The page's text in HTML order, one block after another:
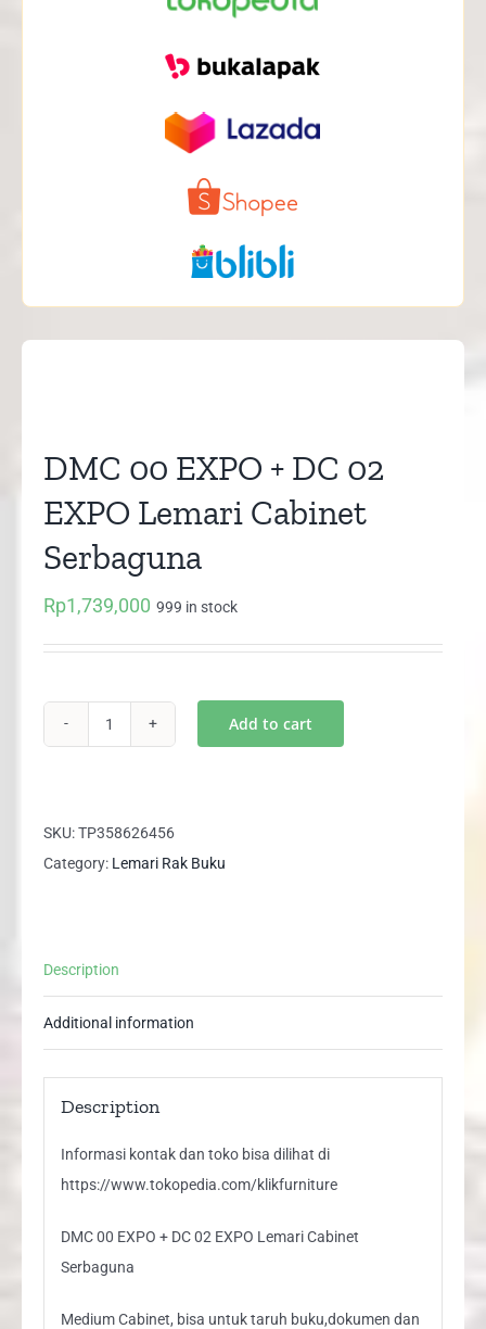
DMC 00 EXPO + DC 02
EXPO Lemari Cabinet
Serbaguna
Rp1,739,000 999 in stock
+
DC
Cabinet
Add to cart
SKU:TP358626456
Category: Lemari Rak Buku
Description
Additional information
Description
Informasi kontak dan toko bisa dilihat di
https://www.tokopedia.com/klikfurniture
DMC 00 EXPO + DC 02 EXPO Lemari Cabinet
Serbaguna
Medium Cabinet, bisa untuk taruh buku,dokumen dan